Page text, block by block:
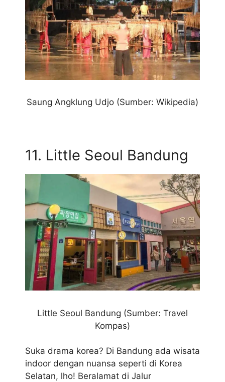
Saung Angklung Udjo (Sumber: Wikipedia)
11. Little Seoul Bandung
Little Seoul Bandung (Sumber: Travel
Kompas)
Suka drama korea? Di Bandung ada wisata
indoor dengan nuansa seperti di Korea
Selatan, lho! Beralamat di Jalur